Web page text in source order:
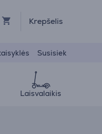
Krepšelis
Susisiek
Laisvalaikis